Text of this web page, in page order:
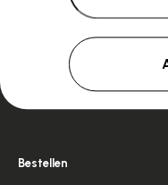
Bestellen